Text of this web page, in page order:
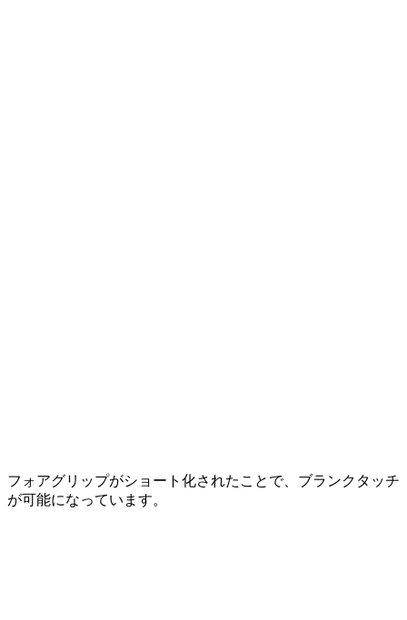
フォアグリップがショート化されたことで、ブランクタッチ
が可能になっています。